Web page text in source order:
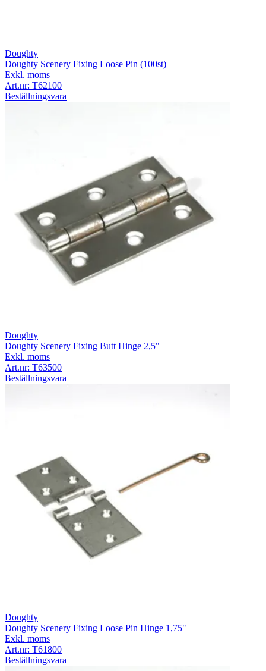
Doughty
Doughty Scenery Fixing Loose Pin (100st)
Exkl. moms
Art.nr: T62100
Beställningsvara
Doughty
Doughty Scenery Fixing Butt Hinge 2,5"
Exkl. moms
Art.nr: T63500
Beställningsvara
Doughty
Doughty Scenery Fixing Loose Pin Hinge 1,75"
Exkl. moms
Art.nr: T61800
Beställningsvara